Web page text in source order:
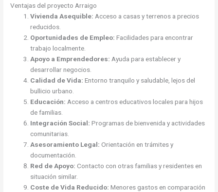
Ventajas del proyecto Arraigo
Vivienda Asequible: Acceso a casas y terrenos a precios
reducidos.
Oportunidades de Empleo: Facilidades para encontrar
trabajo localmente.
Apoyo a Emprendedores: Ayuda para establecer y
desarrollar negocios.
Calidad de Vida: Entorno tranquilo y saludable, lejos del
bullicio urbano.
Educación: Acceso a centros educativos locales para hijos
de familias.
Integración Social: Programas de bienvenida y actividades
comunitarias.
Asesoramiento Legal: Orientación en trámites y
documentación.
Red de Apoyo: Contacto con otras familias y residentes en
situación similar.
Coste de Vida Reducido: Menores gastos en comparación